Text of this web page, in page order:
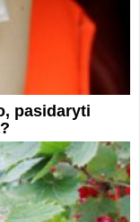
pasidaryti